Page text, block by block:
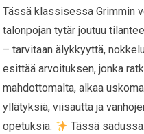
Tässä klassisessa Grimmin
talonpojan tytär joutuu
– tarvitaan älykkyyttä,
esittää arvoituksen, jonka
mahdottomalta, alkaa
yllätyksiä, viisautta ja
opetuksia.
Tässä